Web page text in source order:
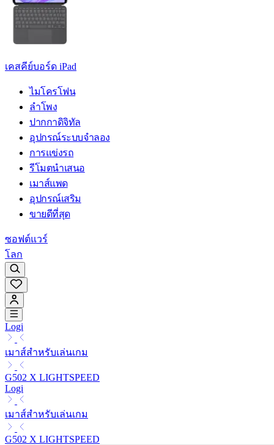
เคสคีย์บอร์ด iPad
ไมโครโฟน
ลำโพง
ปากกาดิจิทัล
อุปกรณ์ระบบจำลอง
การแข่งรถ
รีโมตนำเสนอ
เมาส์แพด
อุปกรณ์เสริม
ขายดีที่สุด
ซอฟต์แวร์
โลก
Logi
เมาส์สำหรับเล่นเกม
G502 X LIGHTSPEED
Logi
เมาส์สำหรับเล่นเกม
G502 X LIGHTSPEED